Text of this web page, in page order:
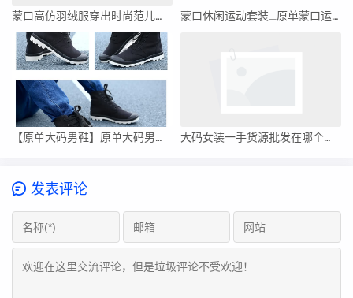
蒙口高仿羽绒服穿出时尚范儿，价格却超乎你的想象！ 蒙口休闲运动套装_原单蒙口运动服
【原单大码男鞋】原单大码男鞋推荐 大码女装一手货源批发在哪个市（大码女装一手货源批发市场）
发表评论